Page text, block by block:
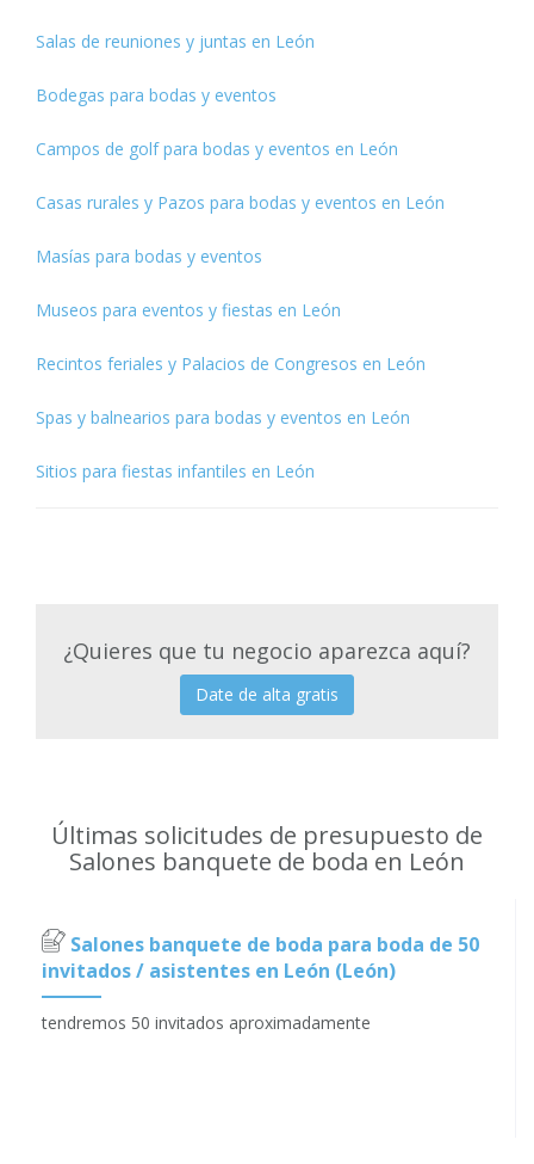
Salas de reuniones y juntas en León
Bodegas para bodas y eventos
Campos de golf para bodas y eventos en León
Casas rurales y Pazos para bodas y eventos en León
Masías para bodas y eventos
Museos para eventos y fiestas en León
Recintos feriales y Palacios de Congresos en León
Spas y balnearios para bodas y eventos en León
Sitios para fiestas infantiles en León
¿Quieres que tu negocio aparezca aquí?
Date de alta gratis
Últimas solicitudes de presupuesto de
Salones banquete de boda en León
Salones banquete de boda para boda de 50
invitados / asistentes en León (León)
tendremos 50 invitados aproximadamente